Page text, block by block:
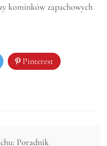
kominków zapachowych
Pinterest
Poradnik